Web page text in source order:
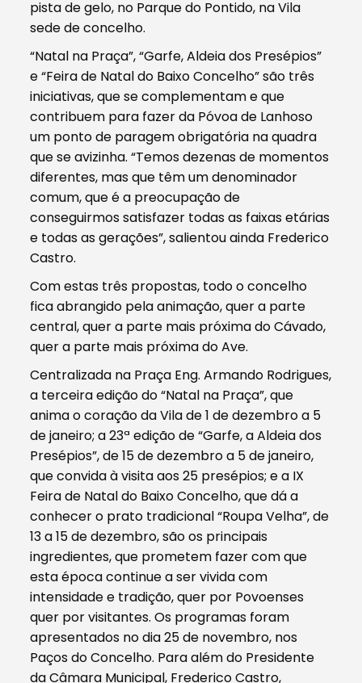
pista de gelo, no Parque do Pontido, na Vila
sede de concelho.
“Natal na Praça”, “Garfe, Aldeia dos Presépios”
e “Feira de Natal do Baixo Concelho” são três
iniciativas, que se complementam e que
contribuem para fazer da Póvoa de Lanhoso
um ponto de paragem obrigatória na quadra
que se avizinha. “Temos dezenas de momentos
diferentes, mas que têm um denominador
comum, que é a preocupação de
conseguirmos satisfazer todas as faixas etárias
e todas as gerações”, salientou ainda Frederico
Castro.
Com estas três propostas, todo o concelho
fica abrangido pela animação, quer a parte
central, quer a parte mais próxima do Cávado,
quer a parte mais próxima do Ave.
Centralizada na Praça Eng. Armando Rodrigues,
a terceira edição do “Natal na Praça”, que
anima o coração da Vila de 1 de dezembro a 5
de janeiro; a 23ª edição de “Garfe, a Aldeia dos
Presépios”, de 15 de dezembro a 5 de janeiro,
que convida à visita aos 25 presépios; e a IX
Feira de Natal do Baixo Concelho, que dá a
conhecer o prato tradicional “Roupa Velha”, de
13 a 15 de dezembro, são os principais
ingredientes, que prometem fazer com que
esta época continue a ser vivida com
intensidade e tradição, quer por Povoenses
quer por visitantes. Os programas foram
apresentados no dia 25 de novembro, nos
Paços do Concelho. Para além do Presidente
da Câmara Municipal, Frederico Castro,